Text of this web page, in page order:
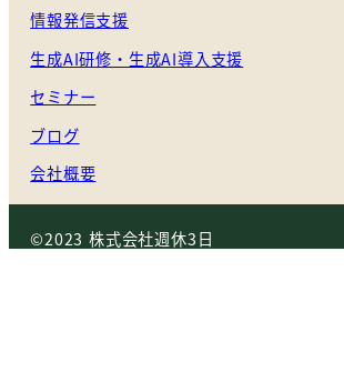
情報発信支援
生成AI研修・生成AI導入支援
セミナー
ブログ
会社概要
©2023 株式会社週休3日